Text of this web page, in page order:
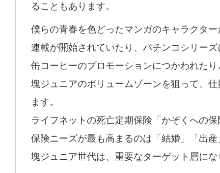
ることもあります。
僕らの青春を色どったマンガのキャラクタ
連載が開始されていたり、パチンコシリー
缶コーヒーのプロモーションにつかわれた
塊ジュニアのボリュームゾーンを狙って、
ます。
ライフネットの死亡定期保険「かぞくへの
保険ニーズが最も高まるのは「結婚」「出
塊ジュニア世代は、重要なターゲット層に